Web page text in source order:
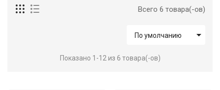
Всего 6 товара(-ов)
По умолчанию 
Показано 1-12 из 6 товара(-ов)